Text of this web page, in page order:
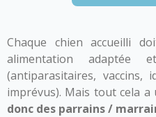
Chaque chien accueilli
alimentation adaptée
(antiparasitaires, vaccins,
imprévus). Mais tout cela a
donc des parrains /